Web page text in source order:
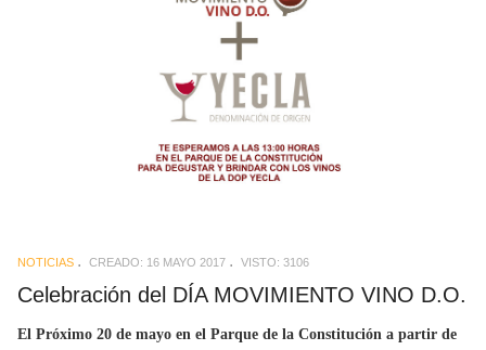
NOTICIAS CREADO: 16 MAYO 2017 VISTO: 3106
Celebración del DÍA MOVIMIENTO VINO D.O.
El Próximo 20 de mayo en el Parque de la Constitución a partir de